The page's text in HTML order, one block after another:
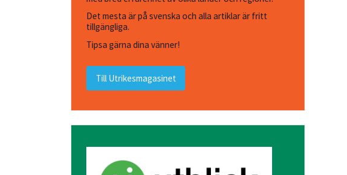
Det mesta är på svenska och alla artiklar är fritt
tillgängliga.
Tipsa gärna dina vänner!
Till Utrikesmagasinet